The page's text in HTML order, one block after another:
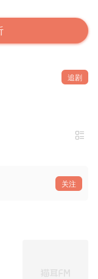
追剧
关注